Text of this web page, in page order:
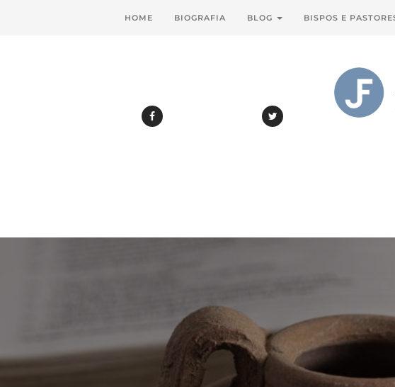
HOME BIOGRAFIA BLOG BISPOS E